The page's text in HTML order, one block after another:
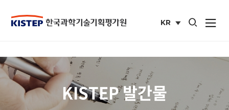
KR
통합검색 열기
사이트맵
KISTEP 발간물